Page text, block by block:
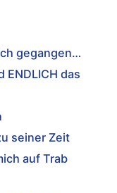
gegangen…
ENDLICH das
seiner Zeit
auf Trab